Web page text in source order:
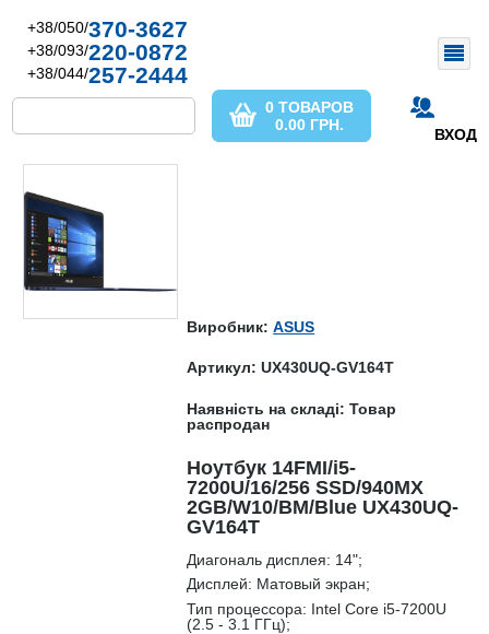
+38/050/370-3627
+38/093/220-0872
+38/044/257-2444
ВХОД
0 ТОВАРОВ
0.00 ГРН.
Виробник:ASUS
Артикул: UX430UQ-GV164T
Наявність на складі: Товар
распродан
Ноутбук 14FMI/i5-
7200U/16/256 SSD/940MX
2GB/W10/BM/Blue UX430UQ-
GV164T
Диагональ дисплея: 14";
Дисплей: Матовый экран;
Тип процессора: Intel Core i5-7200U
(2.5 - 3.1 ГГц);